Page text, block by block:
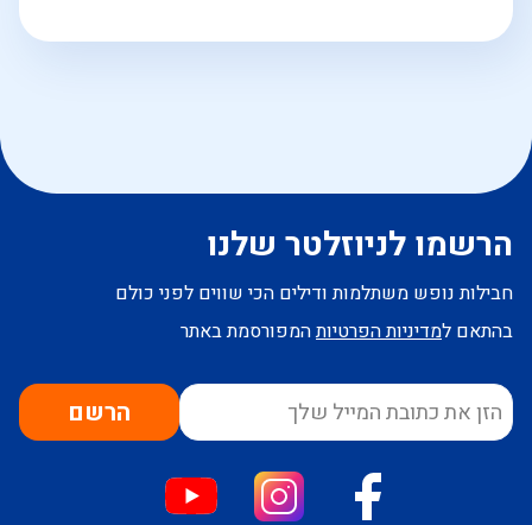
הרשמו לניוזלטר שלנו
חבילות נופש משתלמות ודילים הכי שווים לפני כולם
בהתאם למדיניות הפרטיותהמפורסמת באתר
הרשם